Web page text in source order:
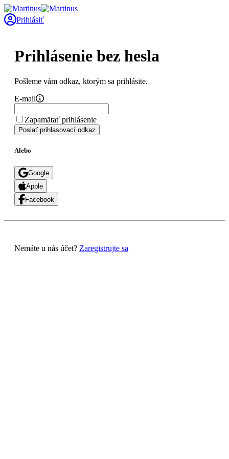
Prihlásiť
Prihlásenie bez hesla
Pošleme vám odkaz, ktorým sa prihlásite.
E-mail
Zapamätať prihlásenie
Poslať prihlasovací odkaz
Alebo
Google
Apple
Facebook
Nemáte u nás účet? Zaregistrujte sa